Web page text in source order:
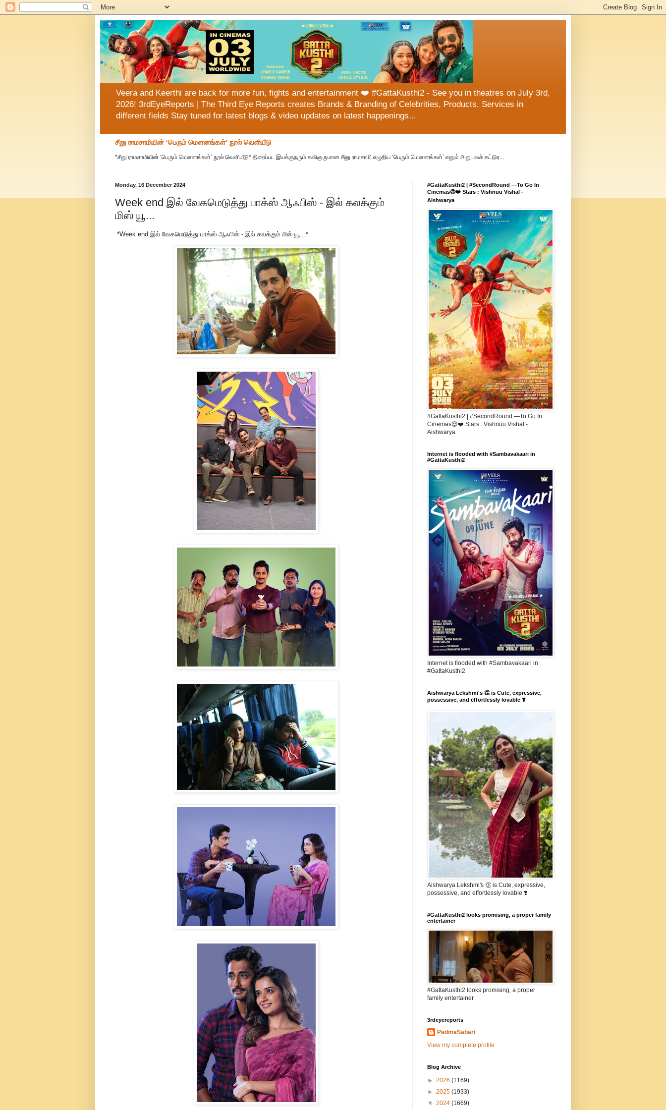
Veera and Keerthi are back for more fun, fights and entertainment ❤️ #GattaKusthi2 - See you in theatres on July 3rd,
2026! 3rdEyeReports | The Third Eye Reports creates Brands & Branding of Celebrities, Products, Services in
different fields Stay tuned for latest blogs & video updates on latest happenings...
சீனு ராமசாமியின் ‘பெரும் மௌனங்கள்’ நூல் வெளியீடு
*சீனு ராமசாமியின் ‘பெரும் மௌனங்கள்’ நூல் வெளியீடு* திரைப்பட இயக்குநரும் கவிஞருமான சீனு ராமசாமி எழுதிய ‘பெரும் மௌனங்கள்’ எனும் அனுபவக் கட்டுர...
Monday, 16 December 2024
Week end இல் வேகமெடுத்து பாக்ஸ் ஆஃபிஸ் - இல் கலக்கும்
மிஸ் யூ...
*Week end இல் வேகமெடுத்து பாக்ஸ் ஆஃபிஸ் - இல் கலக்கும் மிஸ் யூ...*
#GattaKusthi2 | #SecondRound —To Go In
Cinemas😍❤️ Stars : Vishnuu Vishal -
Aishwarya
#GattaKusthi2 | #SecondRound —To Go In
Cinemas😍❤️ Stars : Vishnuu Vishal -
Aishwarya
Internet is flooded with #Sambavakaari in
#GattaKusthi2
Internet is flooded with #Sambavakaari in
#GattaKusthi2
Aishwarya Lekshmi's 👏 is Cute, expressive,
possessive, and effortlessly lovable ❣️
Aishwarya Lekshmi's 👏 is Cute, expressive,
possessive, and effortlessly lovable ❣️
#GattaKusthi2 looks promising, a proper family
entertainer
#GattaKusthi2 looks promising, a proper
family entertainer
3rdeyereports
PadmaSabari
View my complete profile
Blog Archive
► 2026 (1169)
► 2025 (1933)
▼ 2024 (1669)